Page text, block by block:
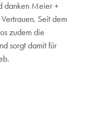
danken Meier +
Seit dem
zudem die
sorgt damit für